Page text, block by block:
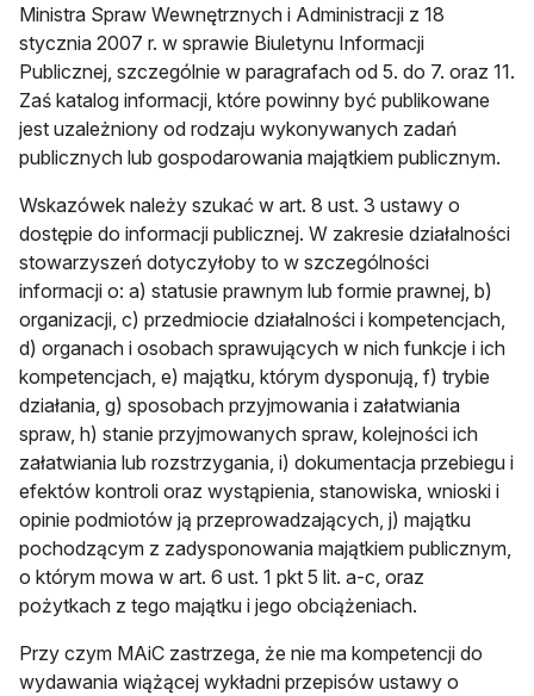
Ministra Spraw Wewnętrznych i Administracji z 18
stycznia 2007 r. w sprawie Biuletynu Informacji
Publicznej, szczególnie w paragrafach od 5. do 7. oraz 11.
Zaś katalog informacji, które powinny być publikowane
jest uzależniony od rodzaju wykonywanych zadań
publicznych lub gospodarowania majątkiem publicznym.
Wskazówek należy szukać w art. 8 ust. 3 ustawy o
dostępie do informacji publicznej. W zakresie działalności
stowarzyszeń dotyczyłoby to w szczególności
informacji o: a) statusie prawnym lub formie prawnej, b)
organizacji, c) przedmiocie działalności i kompetencjach,
d) organach i osobach sprawujących w nich funkcje i ich
kompetencjach, e) majątku, którym dysponują, f) trybie
działania, g) sposobach przyjmowania i załatwiania
spraw, h) stanie przyjmowanych spraw, kolejności ich
załatwiania lub rozstrzygania, i) dokumentacja przebiegu i
efektów kontroli oraz wystąpienia, stanowiska, wnioski i
opinie podmiotów ją przeprowadzających, j) majątku
pochodzącym z zadysponowania majątkiem publicznym,
o którym mowa w art. 6 ust. 1 pkt 5 lit. a-c, oraz
pożytkach z tego majątku i jego obciążeniach.
Przy czym MAiC zastrzega, że nie ma kompetencji do
wydawania wiążącej wykładni przepisów ustawy o